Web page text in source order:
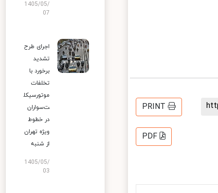
PRINT
PDF
1405/05/
07
اجرای طرح
تشدید
برخورد با
تخلفات
موتورسیکل
ت‌سواران
در خطوط
ویژه تهران
از شنبه
1405/05/
03